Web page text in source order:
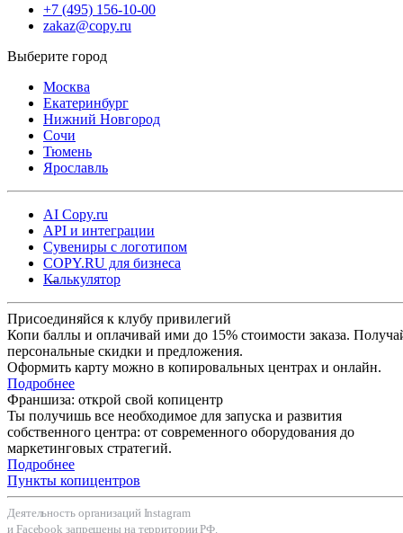
+7 (495) 156-10-00
zakaz@copy.ru
Москва
Екатеринбург
Нижний Новгород
Сочи
Тюмень
Ярославль
AI Copy.ru
API и интеграции
Сувениры с логотипом
COPY.RU для бизнеса
Калькулятор
Присоединяйся к клубу привилегий
Копи баллы и оплачивай ими до 15% стоимости заказа.
персональные скидки и предложения.
Оформить карту можно в копировальных центрах и онлайн.
Подробнее
Франшиза: открой свой копицентр
Ты получишь все необходимое для запуска и развития
собственного центра: от современного оборудования до
маркетинговых стратегий.
Подробнее
Пункты копицентров
Деятельность организаций Instagram
и Facebook запрещены на территории РФ.